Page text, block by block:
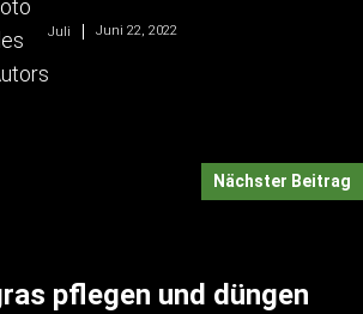
Juli Juni 22, 2022
Nächster Beitrag
pflegen und düngen